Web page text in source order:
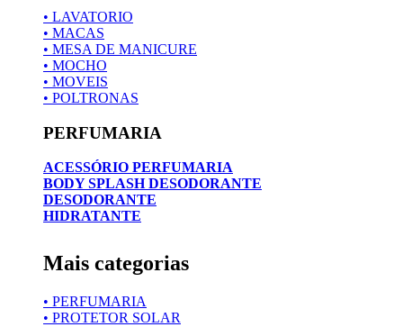
• LAVATORIO
• MACAS
• MESA DE MANICURE
• MOCHO
• MOVEIS
• POLTRONAS
PERFUMARIA
ACESSÓRIO PERFUMARIA
BODY SPLASH DESODORANTE
DESODORANTE
HIDRATANTE
Mais categorias
• PERFUMARIA
• PROTETOR SOLAR